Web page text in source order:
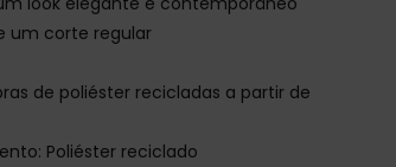
um corte regular
de poliéster recicladas a partir de
Poliéster reciclado